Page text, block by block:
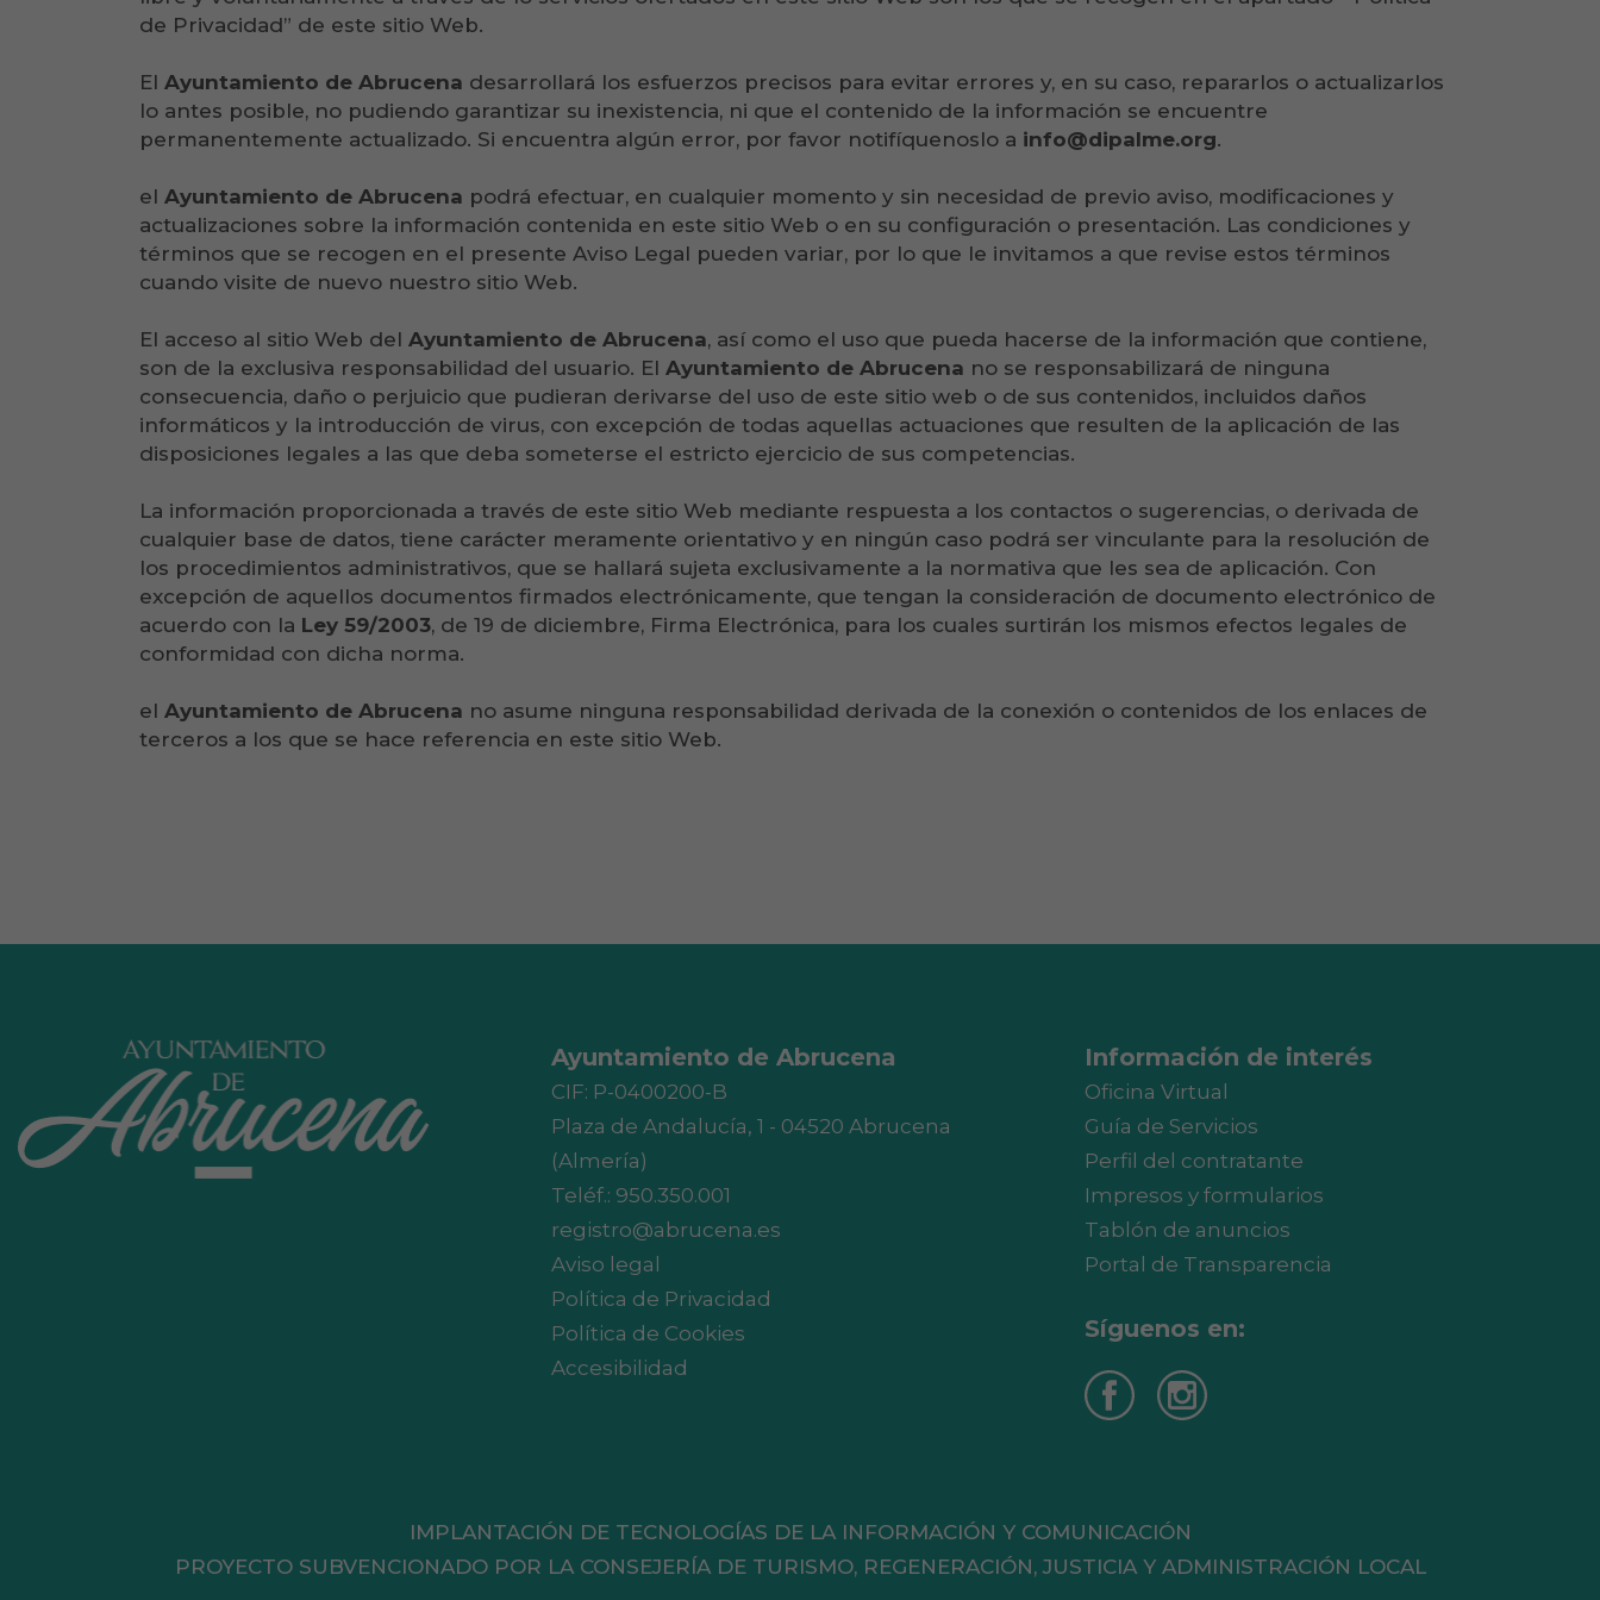
de Privacidad” de este sitio Web.
El Ayuntamiento de Abrucena desarrollará los esfuerzos precisos para evitar errores y, en su caso, repararlos o actualizarlos
lo antes posible, no pudiendo garantizar su inexistencia, ni que el contenido de la información se encuentre
permanentemente actualizado. Si encuentra algún error, por favor notifíquenoslo a info@dipalme.org.
el Ayuntamiento de Abrucena podrá efectuar, en cualquier momento y sin necesidad de previo aviso, modificaciones y
actualizaciones sobre la información contenida en este sitio Web o en su configuración o presentación. Las condiciones y
términos que se recogen en el presente Aviso Legal pueden variar, por lo que le invitamos a que revise estos términos
cuando visite de nuevo nuestro sitio Web.
El acceso al sitio Web del Ayuntamiento de Abrucena, así como el uso que pueda hacerse de la información que contiene,
son de la exclusiva responsabilidad del usuario. El Ayuntamiento de Abrucena no se responsabilizará de ninguna
consecuencia, daño o perjuicio que pudieran derivarse del uso de este sitio web o de sus contenidos, incluidos daños
informáticos y la introducción de virus, con excepción de todas aquellas actuaciones que resulten de la aplicación de las
disposiciones legales a las que deba someterse el estricto ejercicio de sus competencias.
La información proporcionada a través de este sitio Web mediante respuesta a los contactos o sugerencias, o derivada de
cualquier base de datos, tiene carácter meramente orientativo y en ningún caso podrá ser vinculante para la resolución de
los procedimientos administrativos, que se hallará sujeta exclusivamente a la normativa que les sea de aplicación. Con
excepción de aquellos documentos firmados electrónicamente, que tengan la consideración de documento electrónico de
acuerdo con la Ley 59/2003, de 19 de diciembre, Firma Electrónica, para los cuales surtirán los mismos efectos legales de
conformidad con dicha norma.
el Ayuntamiento de Abrucena no asume ninguna responsabilidad derivada de la conexión o contenidos de los enlaces de
terceros a los que se hace referencia en este sitio Web.
Ayuntamiento de Abrucena
CIF: P-0400200-B
Plaza de Andalucía, 1 - 04520 Abrucena
(Almería)
Teléf.: 950.350.001
registro@abrucena.es
Aviso legal
Política de Privacidad
Política de Cookies
Accesibilidad
Información de interés
Oficina Virtual
Guía de Servicios
Perfil del contratante
Impresos y formularios
Tablón de anuncios
Portal de Transparencia
Síguenos en:
IMPLANTACIÓN DE TECNOLOGÍAS DE LA INFORMACIÓN Y COMUNICACIÓN
PROYECTO SUBVENCIONADO POR LA CONSEJERÍA DE TURISMO, REGENERACIÓN, JUSTICIA Y ADMINISTRACIÓN LOCAL